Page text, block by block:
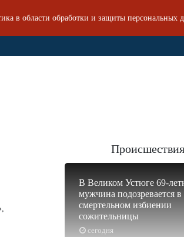
в области обработки и защиты персональных
Происшествия
сегодня
В Великом Устюге 69-
мужчина подозревается в
смертельном избиении
сожительницы